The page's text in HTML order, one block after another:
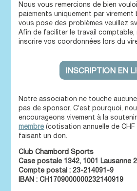
Nous vous remercions de bien
paiements uniquement par virement
vous pose des problèmes veuillez
Afin de faciliter le travail comptable,
inscrire vos coordonnées lors du
INSCRIPTION EN
Notre association ne touche
pas de sponsor. C’est pourquoi,
encourageons vivement à la
membre (cotisation annuelle de
faisant un don.
Club Chambord Sports
Case postale 1342, 1001 Lausanne
Compte postal : 23-214091-9
IBAN : CH1709000000232140919